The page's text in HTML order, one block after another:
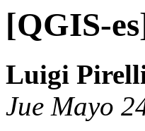
[QGIS-
Luigi
Jue Mayo